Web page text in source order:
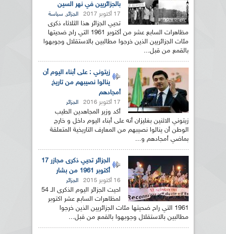
بالجزائريين في نهر السين
17 أكتوبر 2017 الجزائر, سياسة
تحيي الجزائر هذا الثلاثاء ذكرى
مظاهرات السابع عشر من أكتوبر 1961 التي راح ضحيتها
مئات الجزائريين الذين خرجوا مطالبين بالاستقلال وجوبهوا
بالقمع من قبل...
زيتوني : على أبناء اليوم أن
ينالوا نصيبهم من تاريخ
أمجادهم
17 أكتوبر 2016 الجزائر
أكد وزير المجاهدين الطيب
زيتوني الاثنين بغليزان أنه على أبناء اليوم داخل و خارج
الوطن أن ينالوا نصيبهم من المعارف التاريخية المتعلقة
بماضي أمجادهم و...
الجزائر تحيي ذكرى مجازر 17
أكتوبر 1961 من بشار
16 أكتوبر 2015 الجزائر
احيت الجزائر اليوم الذكرى الـ 54
لمظاهرات السابع عشر اكتوبر
1961 التي راح ضحيتها مئات الجزائريين الذين خرجوا
مطالبين بالاستقلال وجوبهوا بالقمع من قبل...